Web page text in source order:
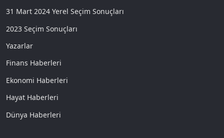
31 Mart 2024 Yerel Seçim Sonuçları
2023 Seçim Sonuçları
Yazarlar
Finans Haberleri
Ekonomi Haberleri
Hayat Haberleri
Dünya Haberleri